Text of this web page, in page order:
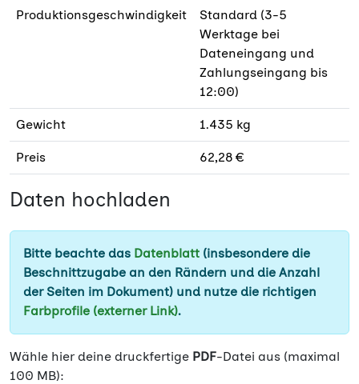
Produktionsgeschwindigkeit
Standard (3-5
Werktage bei
Dateneingang und
Zahlungseingang bis
12:00)
Gewicht 1.435 kg
Preis 62,28 €
Daten hochladen
Bitte beachte das Datenblatt (insbesondere die
Beschnittzugabe an den Rändern und die Anzahl
der Seiten im Dokument) und nutze die richtigen
Farbprofile (externer Link).
Wähle hier deine druckfertige PDF-Datei aus (maximal
100 MB):